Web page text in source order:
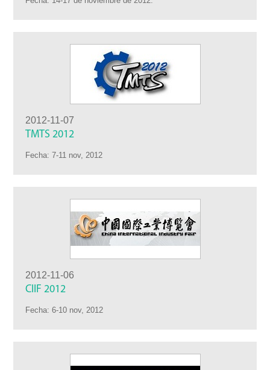
2012-11-07
TMTS 2012
Fecha: 7-11 nov, 2012
2012-11-06
CIIF 2012
Fecha: 6-10 nov, 2012